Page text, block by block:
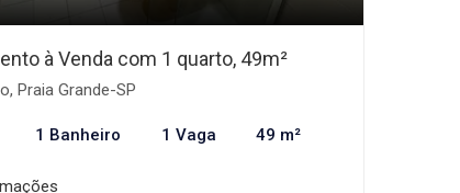
à Venda com 1 quarto, 49m²
Praia Grande-SP
1 Banheiro 1 Vaga 49 m²